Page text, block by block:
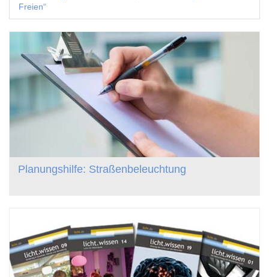
Freien“
Planungshilfe: Straßenbeleuchtung